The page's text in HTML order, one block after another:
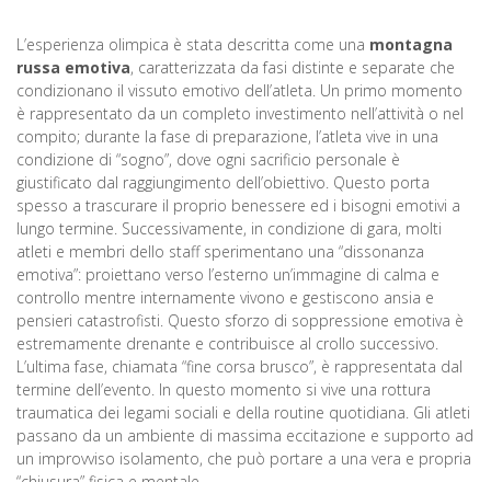
L’esperienza olimpica è stata descritta come una montagna
russa emotiva, caratterizzata da fasi distinte e separate che
condizionano il vissuto emotivo dell’atleta. Un primo momento
è rappresentato da un completo investimento nell’attività o nel
compito; durante la fase di preparazione, l’atleta vive in una
condizione di “sogno”, dove ogni sacrificio personale è
giustificato dal raggiungimento dell’obiettivo. Questo porta
spesso a trascurare il proprio benessere ed i bisogni emotivi a
lungo termine. Successivamente, in condizione di gara, molti
atleti e membri dello staff sperimentano una “dissonanza
emotiva”: proiettano verso l’esterno un’immagine di calma e
controllo mentre internamente vivono e gestiscono ansia e
pensieri catastrofisti. Questo sforzo di soppressione emotiva è
estremamente drenante e contribuisce al crollo successivo.
L’ultima fase, chiamata “fine corsa brusco”, è rappresentata dal
termine dell’evento. In questo momento si vive una rottura
traumatica dei legami sociali e della routine quotidiana. Gli atleti
passano da un ambiente di massima eccitazione e supporto ad
un improvviso isolamento, che può portare a una vera e propria